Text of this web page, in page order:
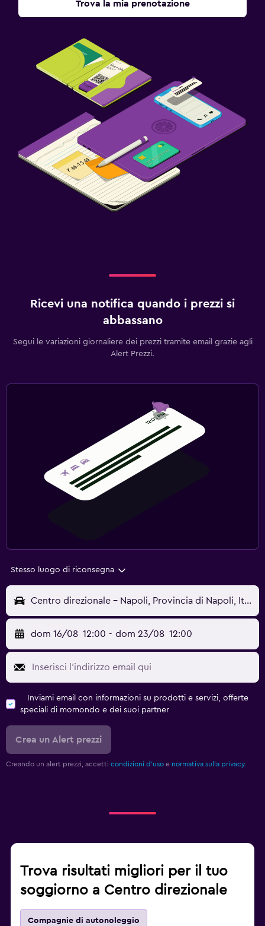
Trova la mia prenotazione
Ricevi una notifica quando i prezzi si
abbassano
Segui le variazioni giornaliere dei prezzi tramite email grazie agli
Alert Prezzi.
Stesso luogo di riconsegna
Centro direzionale - Napoli, Provincia di Napoli, Italia
dom 16/08 12:00 - dom 23/08 12:00
Inviami email con informazioni su prodotti e servizi, offerte
speciali di momondo e dei suoi partner
Crea un Alert prezzi
Creando un alert prezzi, accetti condizioni d'uso e normativa sulla privacy.
Trova risultati migliori per il tuo
soggiorno a Centro direzionale
Compagnie di autonoleggio